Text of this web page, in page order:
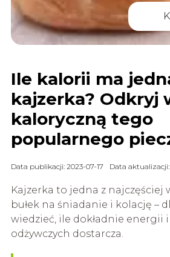
Ile kalorii ma
kajzerka? Odkryj
kaloryczną tego
popularnego
Data publikacji: 2023-07-17 Data
Kajzerka to jedna z najczęściej
bułek na śniadanie i kolację –
wiedzieć, ile dokładnie energii
odżywczych dostarcza.